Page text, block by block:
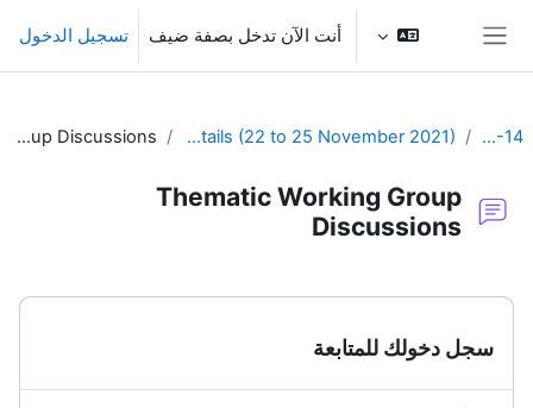
تخطى إلى المحتوى الرئيسي
أنت الآن تدخل بصفة ضيف تسجيل الدخول
SYMET-14
SYMET-14 Agenda and Schedule Details (22 to 25 November 2021)
Thematic Working Group Discussions
Thematic Working Group
Discussions
سجل دخولك للمتابعة